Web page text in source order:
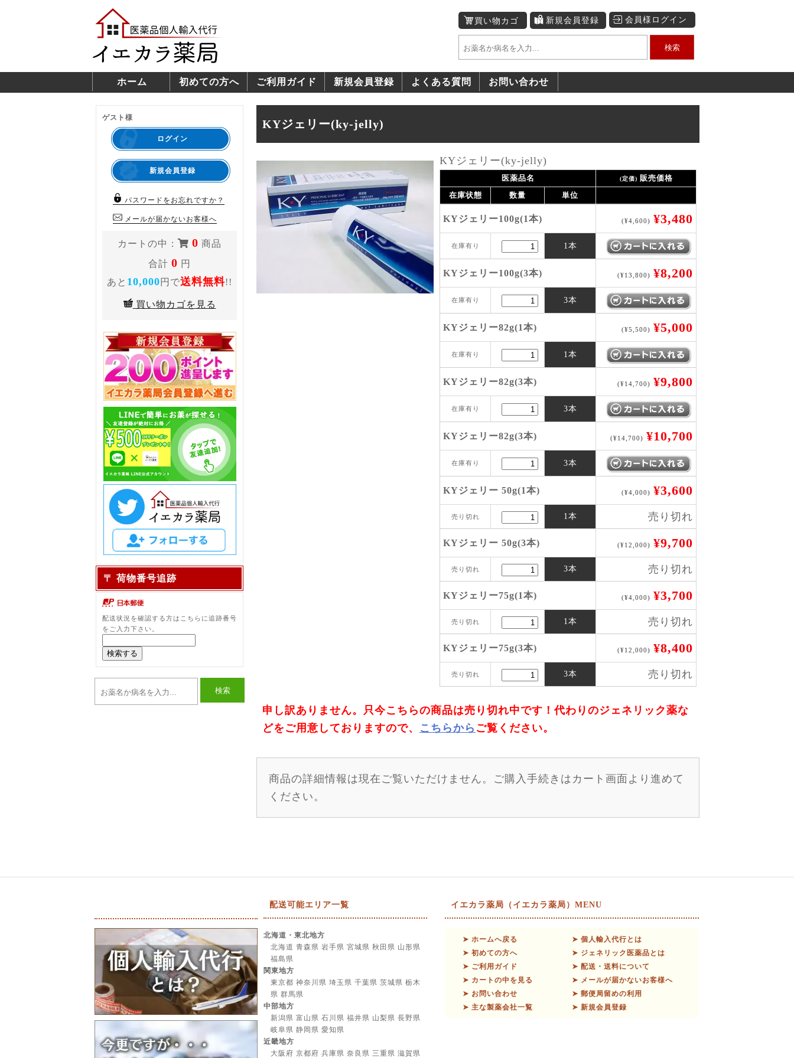
買い物カゴ 新規会員登録 会員様ログイン
検索
ホーム 初めての方へ ご利用ガイド 新規会員登録 よくある質問 お問い合わせ
KYジェリー(ky-jelly)
KYジェリー(ky-jelly)
医薬品名 (定価) 販売価格
在庫状態
数量 単位
KYジェリー100g(1本) (¥4,600) ¥3,480
在庫有り 1本
KYジェリー100g(3本) (¥13,800) ¥8,200
在庫有り 3本
KYジェリー82g(1本) (¥5,500) ¥5,000
在庫有り 1本
KYジェリー82g(3本) (¥14,700) ¥9,800
在庫有り 3本
KYジェリー82g(3本) (¥14,700) ¥10,700
在庫有り 3本
KYジェリー 50g(1本) (¥4,000) ¥3,600
売り切れ 1本 売り切れ
KYジェリー 50g(3本) (¥12,000) ¥9,700
売り切れ 3本 売り切れ
KYジェリー75g(1本) (¥4,000) ¥3,700
売り切れ 1本 売り切れ
KYジェリー75g(3本) (¥12,000) ¥8,400
売り切れ 3本 売り切れ
申し訳ありません。只今こちらの商品は売り切れ中です！代わりのジェネリック薬な
どをご用意しておりますので、 こちらから ご覧ください。
商品の詳細情報は現在ご覧いただけません。ご購入手続きはカート画面より進めて
ください。
ゲスト様
ログイン
新規会員登録
パスワードをお忘れですか？
メールが届かないお客様へ
カートの中： 0 商品
合計 0 円
あと 10,000 円で送料無料!!
買い物カゴを見る
〒 荷物番号追跡
配送状況を確認する方はこちらに追跡番号
をご入力下さい。
検索
配送可能エリア一覧
北海道・東北地方
北海道 青森県 岩手県 宮城県 秋田県 山形県
福島県
関東地方
東京都 神奈川県 埼玉県 千葉県 茨城県 栃木
県 群馬県
中部地方
新潟県 富山県 石川県 福井県 山梨県 長野県
岐阜県 静岡県 愛知県
近畿地方
大阪府 京都府 兵庫県 奈良県 三重県 滋賀県
イエカラ薬局（イエカラ薬局）MENU
➤ ホームへ戻る
➤ 初めての方へ
➤ ご利用ガイド
➤ カートの中を見る
➤ お問い合わせ
➤ 主な製薬会社一覧
➤ 個人輸入代行とは
➤ ジェネリック医薬品とは
➤ 配送・送料について
➤ メールが届かないお客様へ
➤ 郵便局留めの利用
➤ 新規会員登録